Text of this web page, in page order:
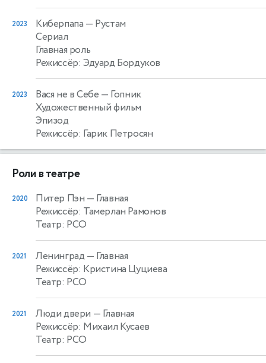
2023 Киберпапа — Рустам
Сериал
Главная роль
Режиссёр: Эдуард Бордуков
2023 Вася не в Себе — Гопник
Художественный фильм
Эпизод
Режиссёр: Гарик Петросян
Роли в театре
2020 Питер Пэн — Главная
Режиссёр: Тамерлан Рамонов
Театр: РСО
2021 Ленинград — Главная
Режиссёр: Кристина Цуциева
Театр: РСО
2021 Люди двери — Главная
Режиссёр: Михаил Кусаев
Театр: РСО